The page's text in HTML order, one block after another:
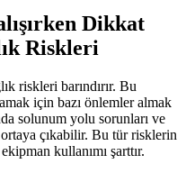
Dikkat
Riskleri
riskleri barındırır. Bu
için bazı önlemler almak
solunum yolu sorunları ve
çıkabilir. Bu tür risklerin
kullanımı şarttır.